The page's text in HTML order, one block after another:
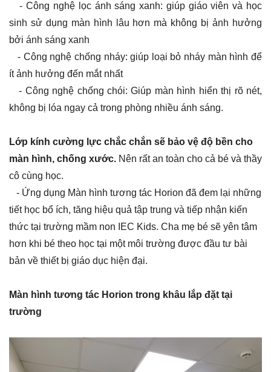
- Công nghệ lọc ánh sáng xanh: giúp giáo viên và học
sinh sử dụng màn hình lâu hơn mà không bị ảnh hưởng
bởi ánh sáng xanh
- Công nghệ chống nháy: giúp loại bỏ nháy màn hình để
ít ảnh hưởng đến mắt nhất
- Công nghệ chống chói: Giúp màn hình hiển thị rõ nét,
không bị lóa ngay cả trong phòng nhiều ánh sáng.
Lớp kính cường lực chắc chắn sẽ bảo vệ độ bền cho
màn hình, chống xước. Nên rất an toàn cho cả bé và thầy
cô cùng học.
- Ứng dụng Màn hình tương tác Horion đã đem lại những
tiết học bổ ích, tăng hiệu quả tập trung và tiếp nhận kiến
thức tại trường mầm non IEC Kids. Cha mẹ bé sẽ yên tâm
hơn khi bé theo học tại một môi trường được đầu tư bài
bản về thiết bị giáo dục hiện đại.
Màn hình tương tác Horion trong khâu lắp đặt tại
trường